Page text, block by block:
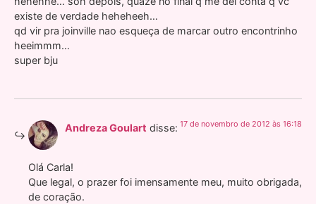
existe de verdade heheheeh…
qd vir pra joinville nao esqueça de marcar outro encontrinho
heeimmm…
super bju
Andreza Goulart disse: 17 de novembro de 2012 às 16:18
Olá Carla!
Que legal, o prazer foi imensamente meu, muito obrigada,
de coração.